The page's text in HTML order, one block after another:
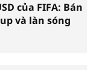
của FIFA: Bán
và làn sóng